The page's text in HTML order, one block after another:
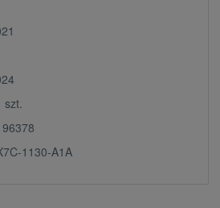
szt.
1130-A1A